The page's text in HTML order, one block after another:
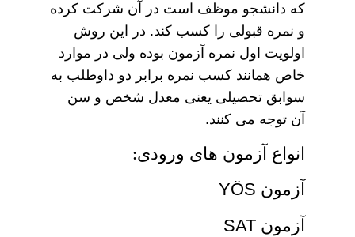
که دانشجو موظف است در آن شرکت کرده
و نمره قبولی را کسب کند. در این روش
اولویت اول نمره آزمون بوده ولی در موارد
خاص همانند کسب نمره برابر دو داوطلب به
سوابق تحصیلی یعنی معدل شخص و سن
آن توجه می کنند.
انواع آزمون های ورودی:
آزمون YÖS
آزمون SAT